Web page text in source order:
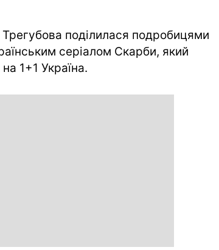
поділилася подробицями
серіалом Скарби, який
1+1 Україна.